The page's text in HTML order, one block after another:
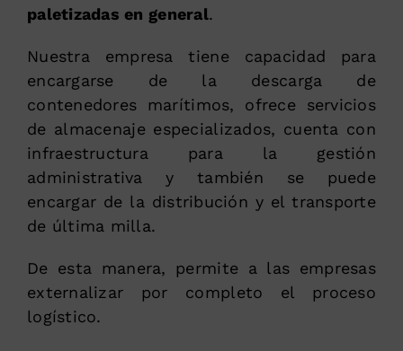
paletizadas en general.
Nuestra empresa tiene capacidad para
encargarse de la descarga de
contenedores marítimos, ofrece servicios
de almacenaje especializados, cuenta con
infraestructura para la gestión
administrativa y también se puede
encargar de la distribución y el transporte
de última milla.
De esta manera, permite a las empresas
externalizar por completo el proceso
logístico.